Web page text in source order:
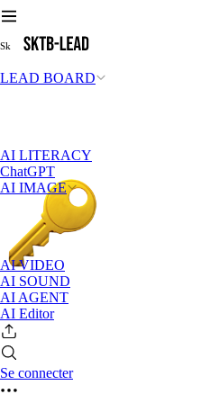
Sk
LEAD BOARD
AI LITERACY
ChatGPT
AI IMAGE
AI VIDEO
AI SOUND
AI AGENT
AI Editor
Se connecter